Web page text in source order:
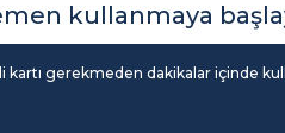
kullanmaya
kartı gerekmeden dakikalar içinde